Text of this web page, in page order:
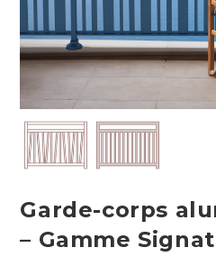
Garde-corps
– Gamme